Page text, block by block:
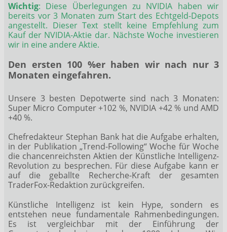
Wichtig: Diese Überlegungen zu NVIDIA haben wir
bereits vor 3 Monaten zum Start des Echtgeld-Depots
angestellt. Dieser Text stellt keine Empfehlung zum
Kauf der NVIDIA-Aktie dar. Nächste Woche investieren
wir in eine andere Aktie.
Den ersten 100 %er haben wir nach nur 3
Monaten eingefahren.
Unsere 3 besten Depotwerte sind nach 3 Monaten:
Super Micro Computer +102 %, NVIDIA +42 % und AMD
+40 %.
Chefredakteur Stephan Bank hat die Aufgabe erhalten,
in der Publikation „Trend-Following“ Woche für Woche
die chancenreichsten Aktien der Künstliche Intelligenz-
Revolution zu besprechen. Für diese Aufgabe kann er
auf die geballte Recherche-Kraft der gesamten
TraderFox-Redaktion zurückgreifen.
Künstliche Intelligenz ist kein Hype, sondern es
entstehen neue fundamentale Rahmenbedingungen.
Es ist vergleichbar mit der Einführung der